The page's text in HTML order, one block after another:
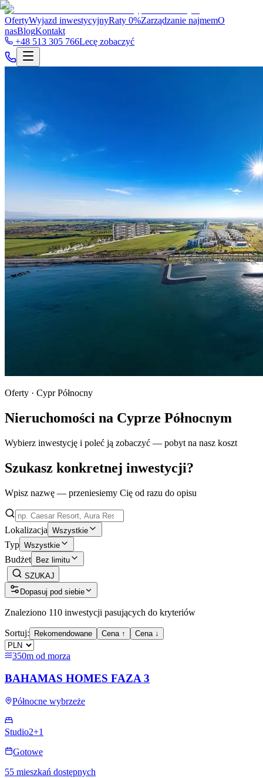
OfertyWyjazd inwestycyjnyRaty 0%Zarządzanie najmemO
nasBlogKontakt
+48 513 305 766Lecę zobaczyć
Oferty · Cypr Północny
Nieruchomości na Cyprze Północnym
Wybierz inwestycję i poleć ją zobaczyć — pobyt na nasz koszt
Szukasz konkretnej inwestycji?
Wpisz nazwę — przeniesiemy Cię od razu do opisu
Lokalizacja Wszystkie
Typ Wszystkie
Budżet Bez limitu
SZUKAJ
Dopasuj pod siebie
Znaleziono 110 inwestycji pasujących do kryteriów
Sortuj: Rekomendowane Cena ↑ Cena ↓
350m od morza
BAHAMAS HOMES FAZA 3
Północne wybrzeże
Studio2+1
Gotowe
55 mieszkań dostępnych